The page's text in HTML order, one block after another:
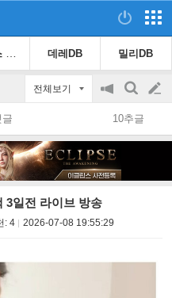
데레DB 밀리DB
전체보기
공
지
on/off
검
색
글
쓰
글 10추글
3일전 라이브 방송
: 4 2026-07-08 19:55:29